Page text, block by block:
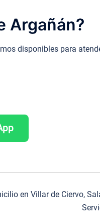
Argañán?
disponibles para
en Villar de Ciervo,